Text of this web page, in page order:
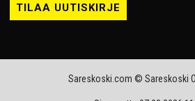
TILAA UUTISKIRJE
Sareskoski.com © Sareskoski